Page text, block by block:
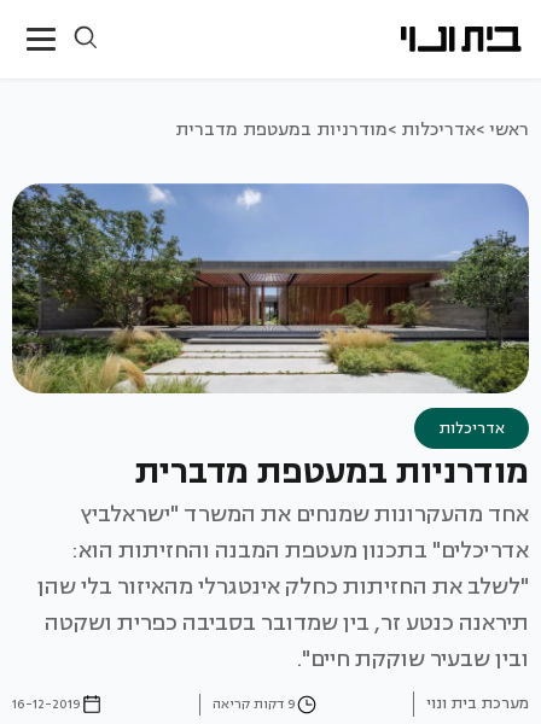
ראשי >אדריכלות >מודרניות במעטפת מדברית
אדריכלות
מודרניות במעטפת מדברית
אחד מהעקרונות שמנחים את המשרד "ישראלביץ
אדריכלים" בתכנון מעטפת המבנה והחזיתות הוא:
"לשלב את החזיתות כחלק אינטגרלי מהאיזור בלי שהן
תיראנה כנטע זר, בין שמדובר בסביבה כפרית ושקטה
ובין שבעיר שוקקת חיים".
מערכת בית ונוי 9 דקות קריאה 16-12-2019